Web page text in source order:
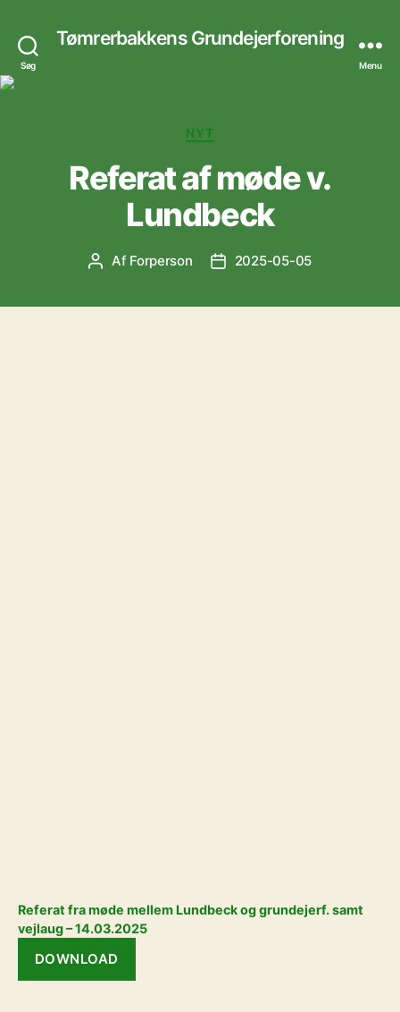
Søg
Tømrerbakkens Grundejerforening
Menu
Kategorier
NYT
Referat af møde v.
Lundbeck
Indlægsforfatter
Af Forperson Indlægsdato
2025-05-05
Referat fra møde mellem Lundbeck og grundejerf. samt
vejlaug – 14.03.2025
DOWNLOAD